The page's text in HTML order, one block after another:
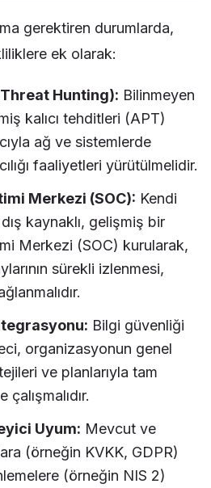
gerektiren durumlarda,
ek olarak:
Hunting): Bilinmeyen
kalıcı tehditleri (APT)
ağ ve sistemlerde
faaliyetleri yürütülmelidir.
Merkezi (SOC): Kendi
kaynaklı, gelişmiş bir
Merkezi (SOC) kurularak,
sürekli izlenmesi,
Bilgi güvenliği
organizasyonun genel
ve planlarıyla tam
Uyum: Mevcut ve
(örneğin KVKK, GDPR)
(örneğin NIS 2)